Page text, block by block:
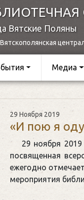
Вятские Поляны
Медиа
29 Ноября 2019
«И пою я
29 ноября 2019
посвященная
ежегодно
мероприятия